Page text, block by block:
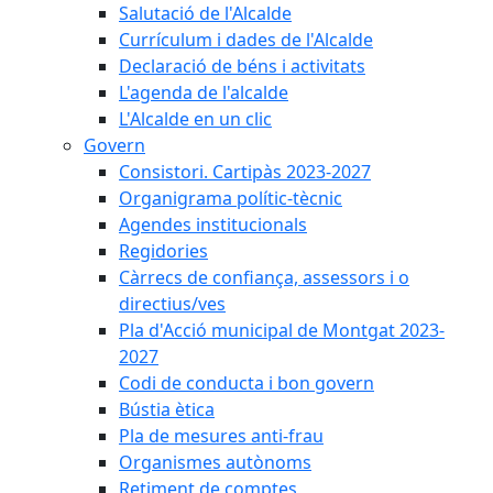
Salutació de l'Alcalde
Currículum i dades de l'Alcalde
Declaració de béns i activitats
L'agenda de l'alcalde
L'Alcalde en un clic
Govern
Consistori. Cartipàs 2023-2027
Organigrama polític-tècnic
Agendes institucionals
Regidories
Càrrecs de confiança, assessors i o
directius/ves
Pla d'Acció municipal de Montgat 2023-
2027
Codi de conducta i bon govern
Bústia ètica
Pla de mesures anti-frau
Organismes autònoms